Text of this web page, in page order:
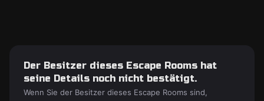
Der Besitzer dieses Escape Rooms hat
seine Details noch nicht bestätigt.
Wenn Sie der Besitzer dieses Escape Rooms sind,